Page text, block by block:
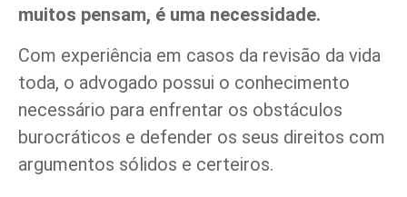
muitos pensam, é uma necessidade.
Com experiência em casos da revisão da vida
toda, o advogado possui o conhecimento
necessário para enfrentar os obstáculos
burocráticos e defender os seus direitos com
argumentos sólidos e certeiros.